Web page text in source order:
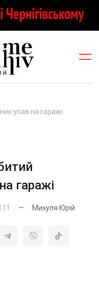
упав на гаражі
гаражі
— Михуля Юрій